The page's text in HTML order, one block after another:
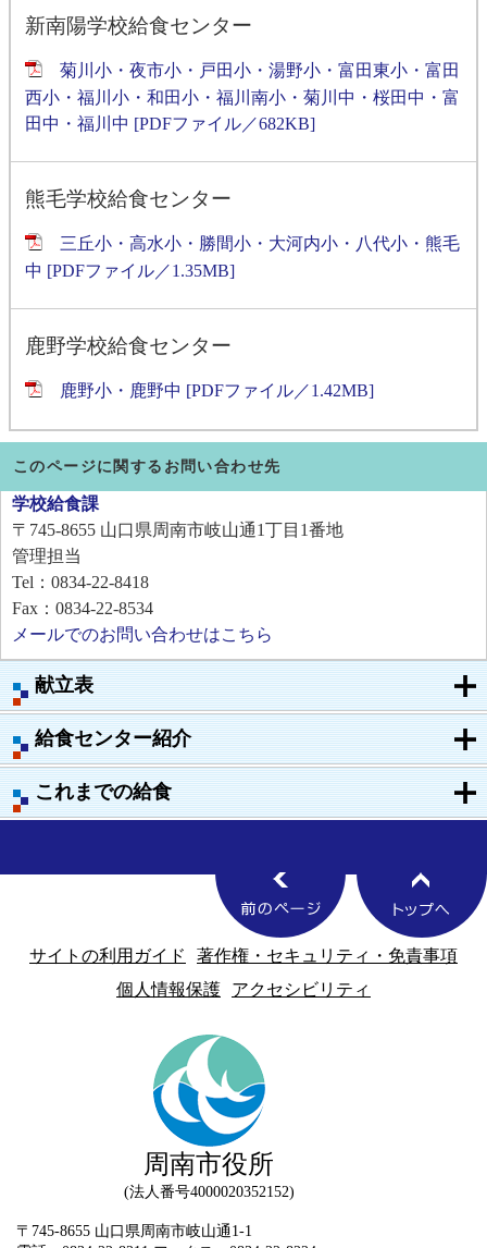
献立表
給食センター紹介
これまでの給食
新南陽学校給食センター
菊川小・夜市小・戸田小・湯野小・富田東小・富田
西小・福川小・和田小・福川南小・菊川中・桜田中・富
田中・福川中 [PDFファイル／682KB]
熊毛学校給食センター
三丘小・高水小・勝間小・大河内小・八代小・熊毛
中 [PDFファイル／1.35MB]
鹿野学校給食センター
鹿野小・鹿野中 [PDFファイル／1.42MB]
このページに関するお問い合わせ先
学校給食課
〒745-8655 山口県周南市岐山通1丁目1番地
管理担当
Tel：0834-22-8418
Fax：0834-22-8534
メールでのお問い合わせはこちら
サイトの利用ガイド
著作権・セキュリティ・免責事項
個人情報保護
アクセシビリティ
周南市役所
法人番号4000020352152
〒745-8655 山口県周南市岐山通1-1